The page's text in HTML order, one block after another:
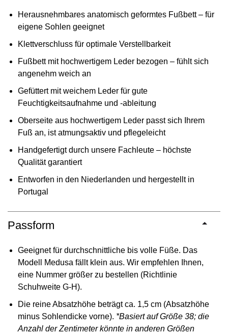
Herausnehmbares anatomisch geformtes Fußbett – für
eigene Sohlen geeignet
Klettverschluss für optimale Verstellbarkeit
Fußbett mit hochwertigem Leder bezogen – fühlt sich
angenehm weich an
Gefüttert mit weichem Leder für gute
Feuchtigkeitsaufnahme und -ableitung
Oberseite aus hochwertigem Leder passt sich Ihrem
Fuß an, ist atmungsaktiv und pflegeleicht
Handgefertigt durch unsere Fachleute – höchste
Qualität garantiert
Entworfen in den Niederlanden und hergestellt in
Portugal
Passform
Geeignet für durchschnittliche bis volle Füße. Das
Modell Medusa fällt klein aus. Wir empfehlen Ihnen,
eine Nummer größer zu bestellen (Richtlinie
Schuhweite G-H).
Die reine Absatzhöhe beträgt ca. 1,5 cm (Absatzhöhe
minus Sohlendicke vorne). *Basiert auf Größe 38; die
Anzahl der Zentimeter könnte in anderen Größen